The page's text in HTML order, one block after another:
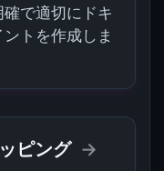
で適切にドキ
トを作成しま
ピング